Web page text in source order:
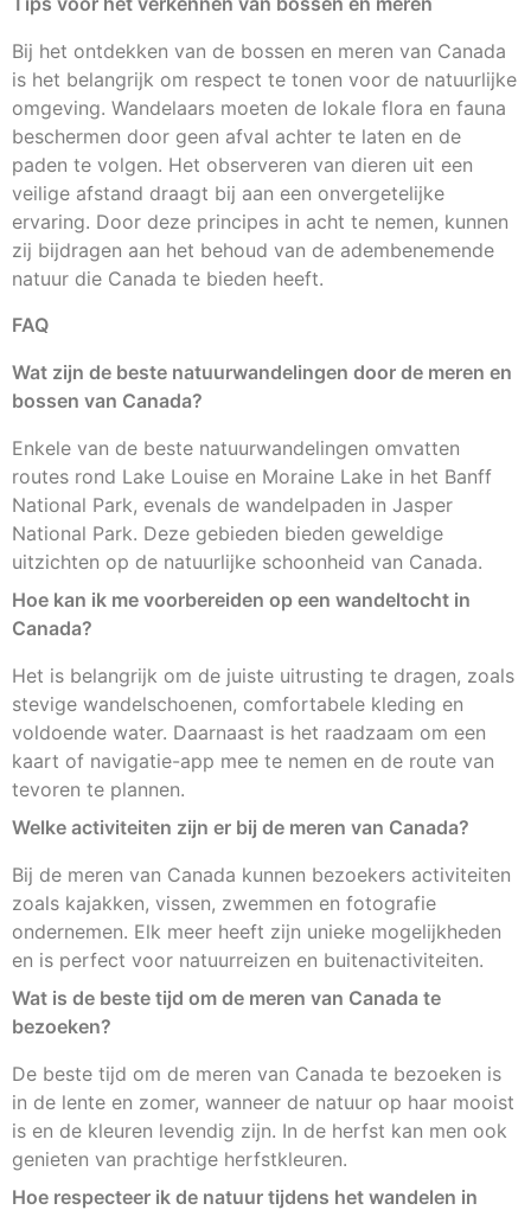
Bij het ontdekken van de bossen en meren van Canada
is het belangrijk om respect te tonen voor de natuurlijke
omgeving. Wandelaars moeten de lokale flora en fauna
beschermen door geen afval achter te laten en de
paden te volgen. Het observeren van dieren uit een
veilige afstand draagt bij aan een onvergetelijke
ervaring. Door deze principes in acht te nemen, kunnen
zij bijdragen aan het behoud van de adembenemende
natuur die Canada te bieden heeft.
FAQ
Wat zijn de beste natuurwandelingen door de meren en
bossen van Canada?
Enkele van de beste natuurwandelingen omvatten
routes rond Lake Louise en Moraine Lake in het Banff
National Park, evenals de wandelpaden in Jasper
National Park. Deze gebieden bieden geweldige
uitzichten op de natuurlijke schoonheid van Canada.
Hoe kan ik me voorbereiden op een wandeltocht in
Canada?
Het is belangrijk om de juiste uitrusting te dragen, zoals
stevige wandelschoenen, comfortabele kleding en
voldoende water. Daarnaast is het raadzaam om een
kaart of navigatie-app mee te nemen en de route van
tevoren te plannen.
Welke activiteiten zijn er bij de meren van Canada?
Bij de meren van Canada kunnen bezoekers activiteiten
zoals kajakken, vissen, zwemmen en fotografie
ondernemen. Elk meer heeft zijn unieke mogelijkheden
en is perfect voor natuurreizen en buitenactiviteiten.
Wat is de beste tijd om de meren van Canada te
bezoeken?
De beste tijd om de meren van Canada te bezoeken is
in de lente en zomer, wanneer de natuur op haar mooist
is en de kleuren levendig zijn. In de herfst kan men ook
genieten van prachtige herfstkleuren.
Hoe respecteer ik de natuur tijdens het wandelen in